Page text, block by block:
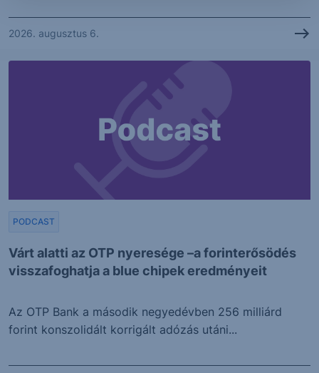
2026. augusztus 6.
Várt alatti az OTP nyeresége –a forinterősödés
visszafoghatja a blue chipek eredményeit
PODCAST
Az OTP Bank a második negyedévben 256 milliárd
forint konszolidált korrigált adózás utáni...